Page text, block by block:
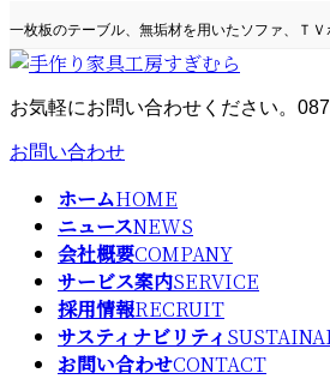
ン
テ
ツ
ス
ビ
ゲ
シ
ン
一枚板のテーブル、無垢材を用いたソファ、Ｔ
お気軽にお問い合わせください。
お問い合わせ
ホームHOME
ニュースNEWS
会社概要COMPANY
サービス案内SERVICE
採用情報RECRUIT
サスティナビリティ
お問い合わせCONTACT